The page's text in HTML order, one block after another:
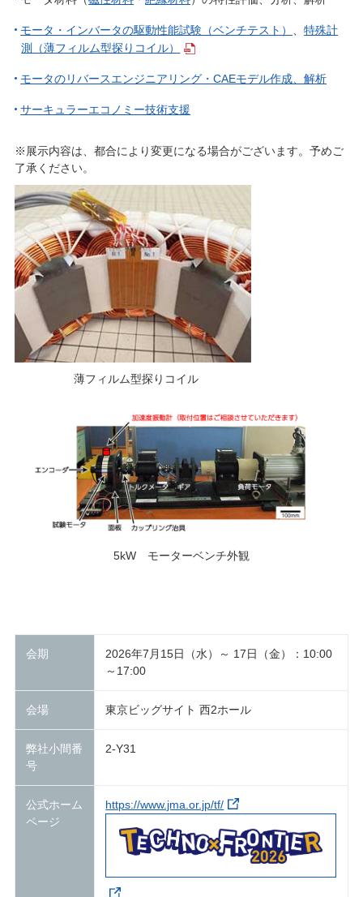
モータ・インバータの駆動性能試験（ベンチテスト） 、特殊計
測（薄フィルム型探りコイル）
モータのリバースエンジニアリング・CAEモデル作成、解析
サーキュラーエコノミー技術支援
※展示内容は、都合により変更になる場合がございます。予めご
了承ください。
薄フィルム型探りコイル
5kW モーターベンチ外観
会期
2026年7月15日（水）～ 17日（金）：10:00
～17:00
会場 東京ビッグサイト 西2ホール
弊社小間番
号
2-Y31
公式ホーム
ページ
https://www.jma.or.jp/tf/